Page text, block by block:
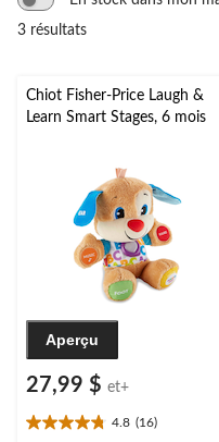
3 résultats
Chiot Fisher-Price Laugh &
Learn Smart Stages, 6 mois
Aperçu
27,99 $ et+
4.8 (16)
4.8